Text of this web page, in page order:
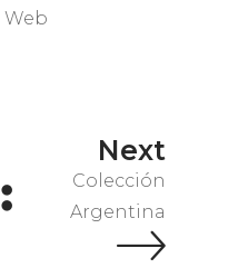
Web
Next
Colección
Argentina